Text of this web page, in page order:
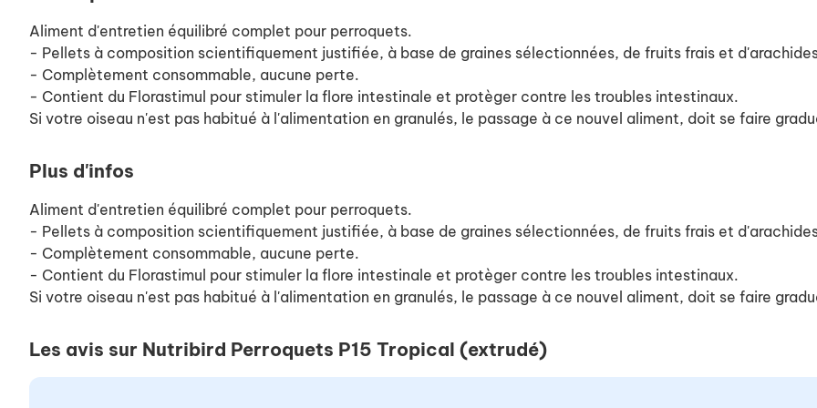
Aliment d'entretien équilibré complet pour perroquets.
- Pellets à composition scientifiquement justifiée, à base de graines sélectionnées, de fruits frais et
- Complètement consommable, aucune perte.
- Contient du Florastimul pour stimuler la flore intestinale et protèger contre les troubles intestinaux.
Si votre oiseau n'est pas habitué à l'alimentation en granulés, le passage à ce nouvel aliment, doit se faire
Plus d'infos
Aliment d'entretien équilibré complet pour perroquets.
- Pellets à composition scientifiquement justifiée, à base de graines sélectionnées, de fruits frais et
- Complètement consommable, aucune perte.
- Contient du Florastimul pour stimuler la flore intestinale et protèger contre les troubles intestinaux.
Si votre oiseau n'est pas habitué à l'alimentation en granulés, le passage à ce nouvel aliment, doit se faire
Les avis sur Nutribird Perroquets P15 Tropical (extrudé)